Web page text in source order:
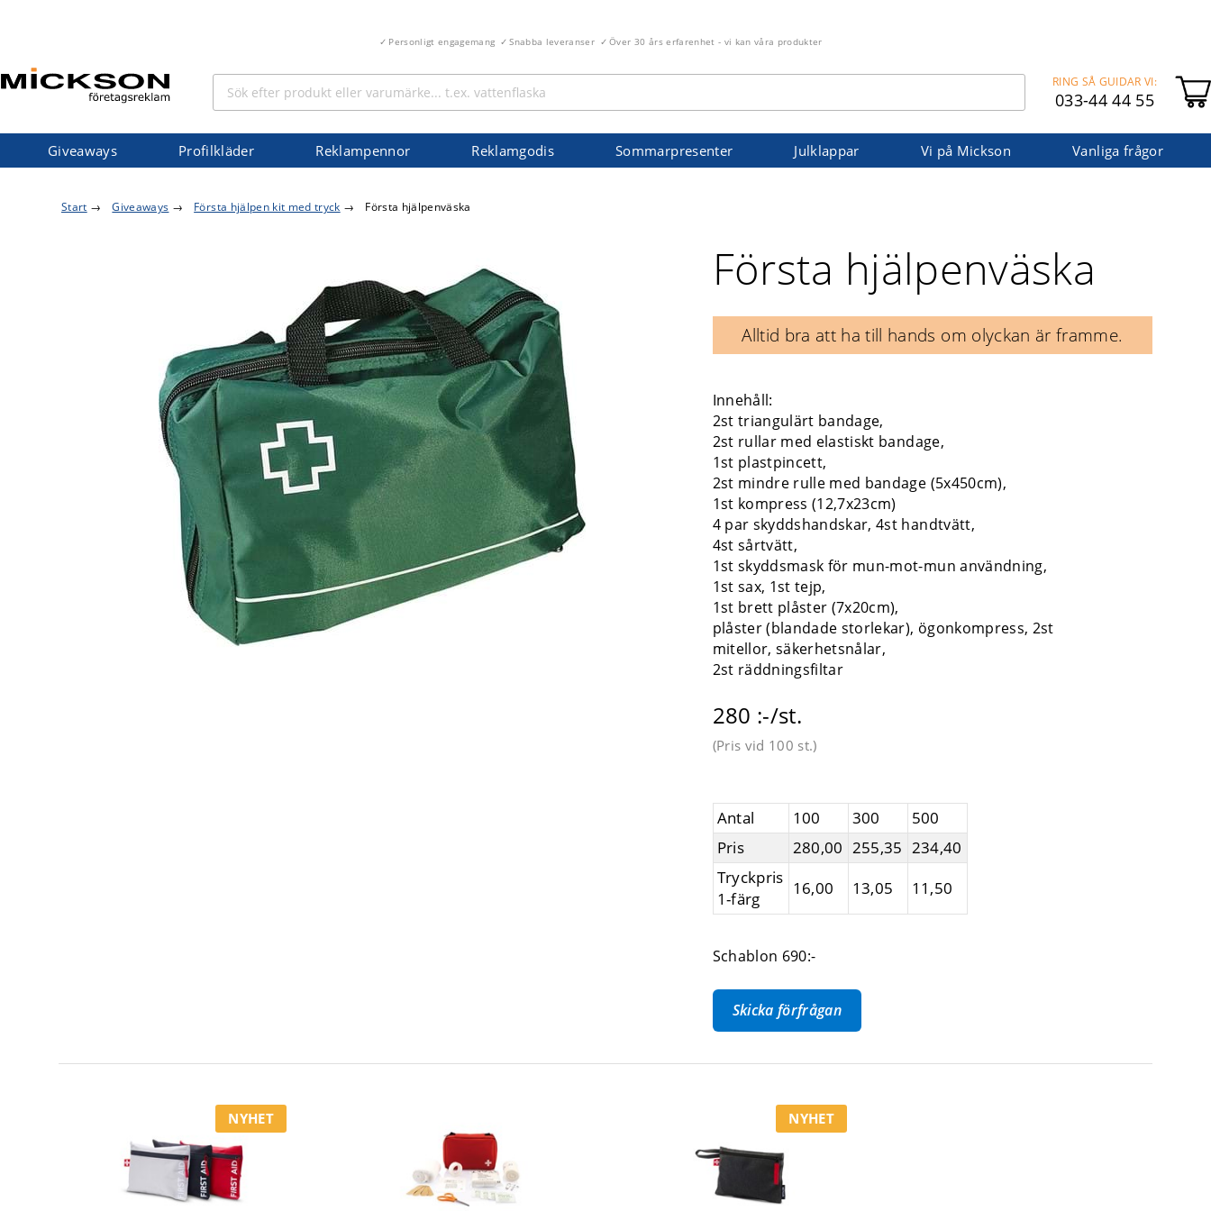
Personligt engagemang Snabba leveranser Över 30 års erfarenhet - vi kan våra produkter
RING SÅ GUIDAR VI:
033-44 44 55
Giveaways Profilkläder Reklampennor Reklamgodis Sommarpresenter Julklappar Vi på Mickson Vanliga frågor
Start → Giveaways → Första hjälpen kit med tryck → Första hjälpenväska
Första hjälpenväska
Alltid bra att ha till hands om olyckan är framme.
Innehåll:
2st triangulärt bandage,
2st rullar med elastiskt bandage,
1st plastpincett,
2st mindre rulle med bandage (5x450cm),
1st kompress (12,7x23cm)
4 par skyddshandskar, 4st handtvätt,
4st sårtvätt,
1st skyddsmask för mun-mot-mun användning,
1st sax, 1st tejp,
1st brett plåster (7x20cm),
plåster (blandade storlekar), ögonkompress, 2st
mitellor, säkerhetsnålar,
2st räddningsfiltar
280 :-/st.
(Pris vid 100 st.)
Antal 100 300
500
Pris
280,00 255,35 234,40
Tryckpris
1-färg
16,00 13,05 11,50
Schablon 690:-
Skicka förfrågan
NYHET NYHET